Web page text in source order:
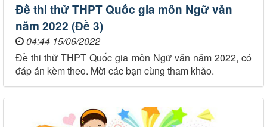
Đề thi thử THPT Quốc gia môn Ngữ văn
năm 2022 (Đề 3)
04:44 15/06/2022
Đề thi thử THPT Quốc gia môn Ngữ văn năm 2022, có
đáp án kèm theo. Mời các bạn cùng tham khảo.